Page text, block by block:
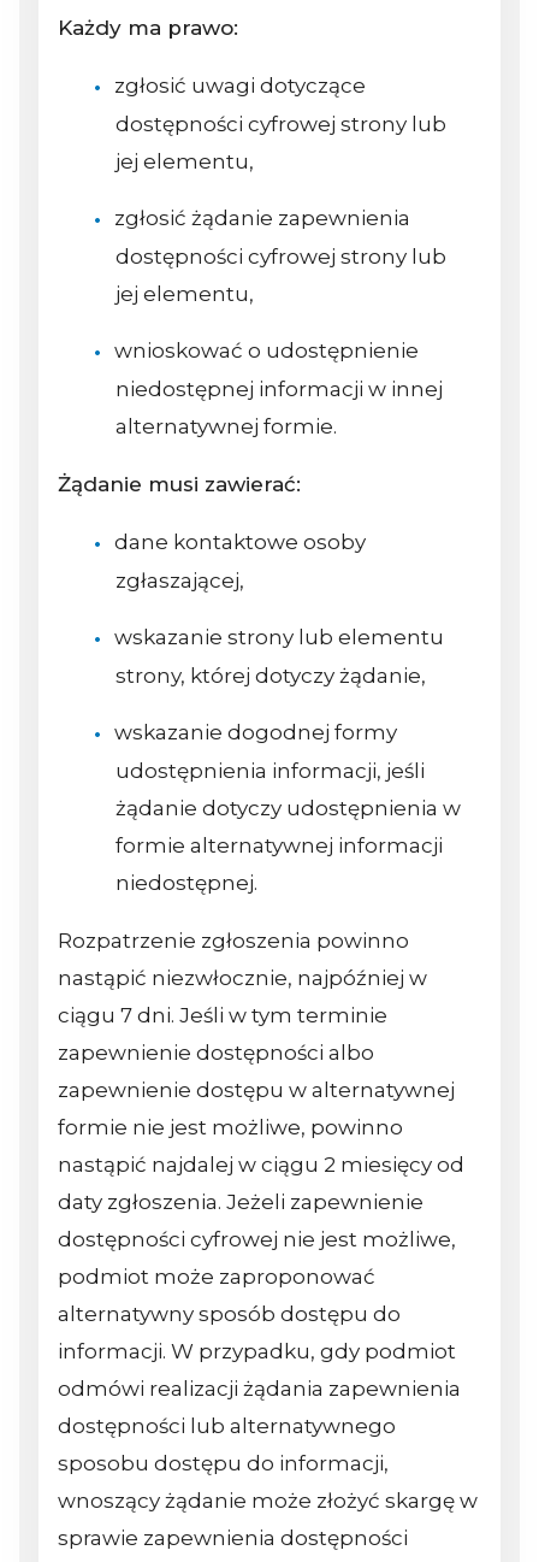
Każdy ma prawo:
zgłosić uwagi dotyczące
dostępności cyfrowej strony lub
jej elementu,
zgłosić żądanie zapewnienia
dostępności cyfrowej strony lub
jej elementu,
wnioskować o udostępnienie
niedostępnej informacji w innej
alternatywnej formie.
Żądanie musi zawierać:
dane kontaktowe osoby
zgłaszającej,
wskazanie strony lub elementu
strony, której dotyczy żądanie,
wskazanie dogodnej formy
udostępnienia informacji, jeśli
żądanie dotyczy udostępnienia w
formie alternatywnej informacji
niedostępnej.
Rozpatrzenie zgłoszenia powinno
nastąpić niezwłocznie, najpóźniej w
ciągu 7 dni. Jeśli w tym terminie
zapewnienie dostępności albo
zapewnienie dostępu w alternatywnej
formie nie jest możliwe, powinno
nastąpić najdalej w ciągu 2 miesięcy od
daty zgłoszenia. Jeżeli zapewnienie
dostępności cyfrowej nie jest możliwe,
podmiot może zaproponować
alternatywny sposób dostępu do
informacji. W przypadku, gdy podmiot
odmówi realizacji żądania zapewnienia
dostępności lub alternatywnego
sposobu dostępu do informacji,
wnoszący żądanie może złożyć skargę w
sprawie zapewnienia dostępności